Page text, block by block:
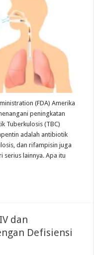
(FDA) Amerika
peningkatan
Tuberkulosis (TBC)
adalah antibiotik
dan rifampisin juga
serius lainnya. Apa itu
dan
Defisiensi